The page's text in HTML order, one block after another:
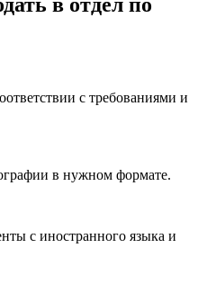
в отдел по
с требованиями и
в нужном формате.
с иностранного языка и